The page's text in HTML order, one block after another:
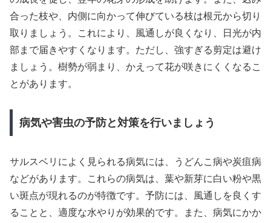
合った枝や、内側に向かって伸びている枝は根元から切り
取りましょう。これにより、風通しが良くなり、日光が内
部まで届きやすくなります。ただし、強すぎる剪定は避け
ましょう。樹勢が弱まり、かえって花が咲きにくくなるこ
とがあります。
病気や害虫の予防と対策を行いましょう
サルスベリによく見られる病気には、うどんこ病や炭疽病
などがあります。これらの病気は、葉や新芽に白い粉や黒
い斑点が現れるのが特徴です。予防には、風通しを良くす
ることと、適度な水やりが効果的です。また、病気にかか